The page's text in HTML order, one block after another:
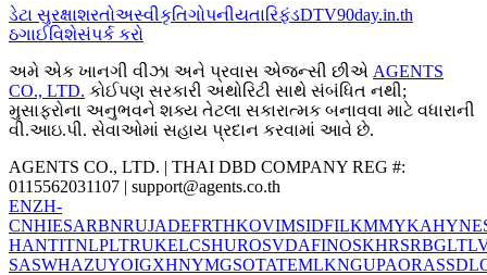
ડેટા સુરક્ષાશરતોઅસ્વીકૃતિગોપનીયતારિફંડDTV90day.in.th
ઠગાઈવિશેસંપર્ક કરો
અમે એક ખાનગી વીઝા અને પ્રવાસ એજન્સી છીએ AGENTS
CO., LTD. કોઈપણ સરકારી અથોરિટી સાથે સંબંધિત નથી;
મુસાફરોના અનુભવને શક્ય તેટલા સકારાત્મક બનાવવા માટે વધારાની
વી.આઇ.પી. સેવાઓમાં સહાય પ્રદાન કરવામાં આવે છે.
AGENTS CO., LTD. | THAI DBD COMPANY REG #:
0115562031107 | support@agents.co.th
ENZH-
CNHIESARBNRUJADEFRTHKOVIMSIDFILKMMYKAHYNE
HANTITNLPLTRUKELCSHUROSVDAFINOSKHRSRBGLT
SASWHAZUYOIGXHNYMGSOTATEMLKNGUPAORASSD